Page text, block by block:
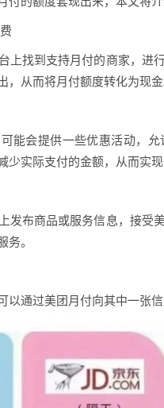
上找到支持月付的商家，进
从而将月付额度转化为现金
能会提供一些优惠活动，
实际支付的金额，从而实现
发布商品或服务信息，接受
。
以通过美团月付向其中一张